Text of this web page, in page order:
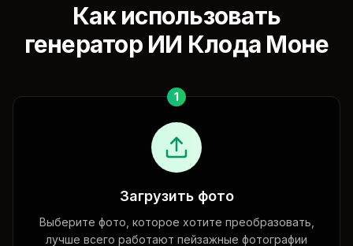
Как использовать
генератор ИИ Клода Моне
1
Загрузить фото
Выберите фото, которое хотите преобразовать,
лучше всего работают пейзажные фотографии